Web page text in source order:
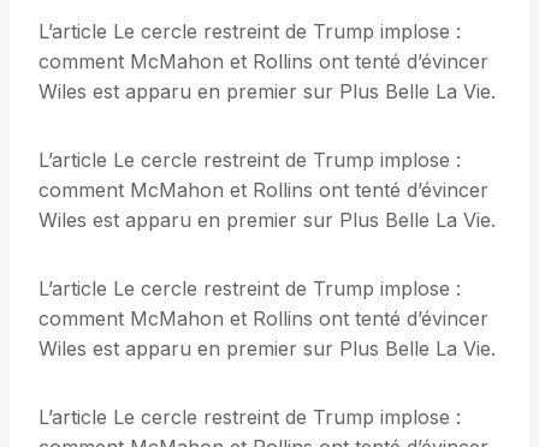
L’article Le cercle restreint de Trump implose :
comment McMahon et Rollins ont tenté d’évincer
Wiles est apparu en premier sur Plus Belle La Vie.
L’article Le cercle restreint de Trump implose :
comment McMahon et Rollins ont tenté d’évincer
Wiles est apparu en premier sur Plus Belle La Vie.
L’article Le cercle restreint de Trump implose :
comment McMahon et Rollins ont tenté d’évincer
Wiles est apparu en premier sur Plus Belle La Vie.
L’article Le cercle restreint de Trump implose :